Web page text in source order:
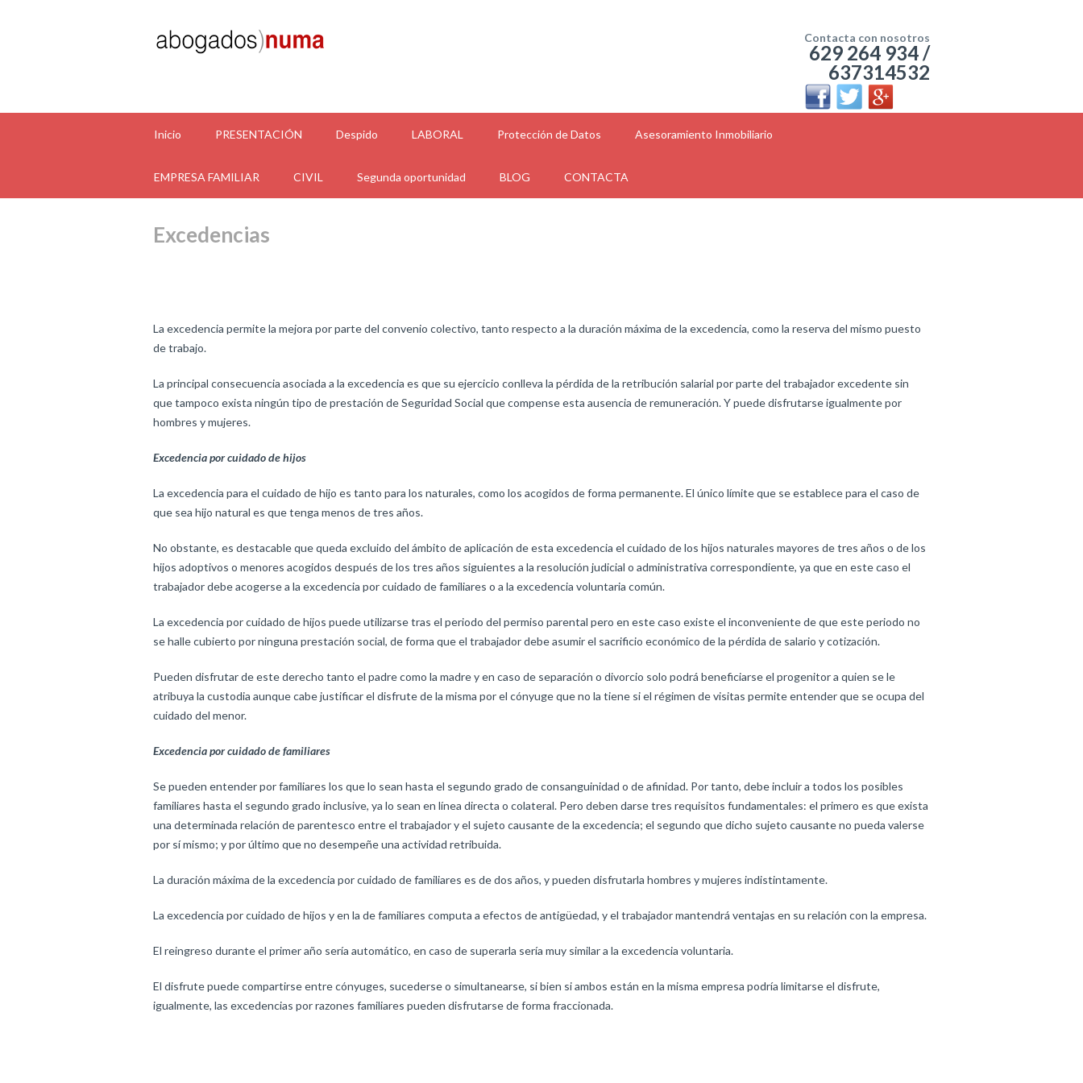
Contacta con nosotros
629 264 934 /
637314532
Inicio PRESENTACIÓN Despido LABORAL Protección de Datos Asesoramiento Inmobiliario
EMPRESA FAMILIAR CIVIL Segunda oportunidad BLOG CONTACTA
Excedencias
La excedencia permite la mejora por parte del convenio colectivo, tanto respecto a la duración máxima de la excedencia, como la reserva del mismo puesto
de trabajo.
La principal consecuencia asociada a la excedencia es que su ejercicio conlleva la pérdida de la retribución salarial por parte del trabajador excedente sin
que tampoco exista ningún tipo de prestación de Seguridad Social que compense esta ausencia de remuneración. Y puede disfrutarse igualmente por
hombres y mujeres.
Excedencia por cuidado de hijos
La excedencia para el cuidado de hijo es tanto para los naturales, como los acogidos de forma permanente. El único límite que se establece para el caso de
que sea hijo natural es que tenga menos de tres años.
No obstante, es destacable que queda excluido del ámbito de aplicación de esta excedencia el cuidado de los hijos naturales mayores de tres años o de los
hijos adoptivos o menores acogidos después de los tres años siguientes a la resolución judicial o administrativa correspondiente, ya que en este caso el
trabajador debe acogerse a la excedencia por cuidado de familiares o a la excedencia voluntaria común.
La excedencia por cuidado de hijos puede utilizarse tras el periodo del permiso parental pero en este caso existe el inconveniente de que este periodo no
se halle cubierto por ninguna prestación social, de forma que el trabajador debe asumir el sacrificio económico de la pérdida de salario y cotización.
Pueden disfrutar de este derecho tanto el padre como la madre y en caso de separación o divorcio solo podrá beneficiarse el progenitor a quien se le
atribuya la custodia aunque cabe justificar el disfrute de la misma por el cónyuge que no la tiene si el régimen de visitas permite entender que se ocupa del
cuidado del menor.
Excedencia por cuidado de familiares
Se pueden entender por familiares los que lo sean hasta el segundo grado de consanguinidad o de afinidad. Por tanto, debe incluir a todos los posibles
familiares hasta el segundo grado inclusive, ya lo sean en línea directa o colateral. Pero deben darse tres requisitos fundamentales: el primero es que exista
una determinada relación de parentesco entre el trabajador y el sujeto causante de la excedencia; el segundo que dicho sujeto causante no pueda valerse
por sí mismo; y por último que no desempeñe una actividad retribuida.
La duración máxima de la excedencia por cuidado de familiares es de dos años, y pueden disfrutarla hombres y mujeres indistintamente.
La excedencia por cuidado de hijos y en la de familiares computa a efectos de antigüedad, y el trabajador mantendrá ventajas en su relación con la empresa.
El reingreso durante el primer año sería automático, en caso de superarla sería muy similar a la excedencia voluntaria.
El disfrute puede compartirse entre cónyuges, sucederse o simultanearse, si bien si ambos están en la misma empresa podría limitarse el disfrute,
igualmente, las excedencias por razones familiares pueden disfrutarse de forma fraccionada.